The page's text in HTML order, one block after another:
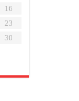
16
23
30